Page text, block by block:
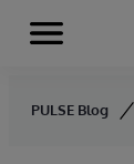
Skip to content
Menu
PULSE Blog